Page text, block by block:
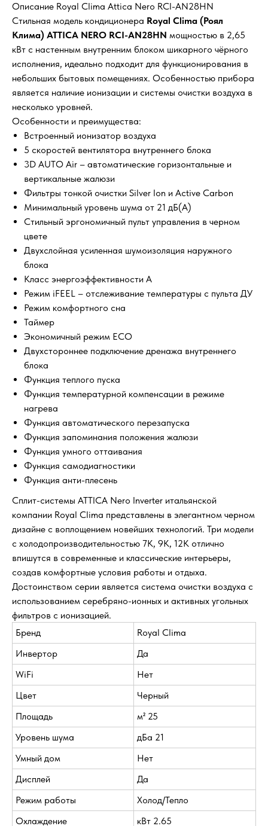
Описание Royal Clima Attica Nero RCI-AN28HN
Стильная модель кондиционера Royal Clima (Роял
Клима) ATTICA NERO RCI-AN28HN мощностью в 2,65
кВт с настенным внутренним блоком шикарного чёрного
исполнения, идеально подходит для функционирования в
небольших бытовых помещениях. Особенностью прибора
является наличие ионизации и системы очистки воздуха в
несколько уровней.
Особенности и преимущества:
Встроенный ионизатор воздуха
5 скоростей вентилятора внутреннего блока
3D AUTO Air – автоматические горизонтальные и
вертикальные жалюзи
Фильтры тонкой очистки Silver Ion и Active Carbon
Минимальный уровень шума от 21 дБ(А)
Стильный эргономичный пульт управления в черном
цвете
Двухслойная усиленная шумоизоляция наружного
блока
Класс энергоэффективности А
Режим iFEEL – отслеживание температуры с пульта ДУ
Режим комфортного сна
Таймер
Экономичный режим ECO
Двухстороннее подключение дренажа внутреннего
блока
Функция теплого пуска
Функция температурной компенсации в режиме
нагрева
Функция автоматического перезапуска
Функция запоминания положения жалюзи
Функция умного оттаивания
Функция самодиагностики
Функция анти-плесень
Сплит-системы ATTICA Nero Inverter итальянской
компании Royal Clima представлены в элегантном черном
дизайне с воплощением новейших технологий. Три модели
с холодопроизводительностью 7K, 9K, 12K отлично
впишутся в современные и классические интерьеры,
создав комфортные условия работы и отдыха.
Достоинством серии является система очистки воздуха с
использованием серебряно-ионных и активных угольных
фильтров с ионизацией.
Бренд
Royal Clima
Инвертор
Да
WiFi
Нет
Цвет
Черный
Площадь
м² 25
Уровень шума
дБа 21
Умный дом
Нет
Дисплей
Да
Режим работы
Холод/Тепло
Охлаждение
кВт 2.65